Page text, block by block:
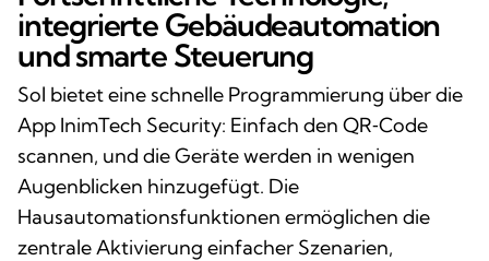
integrierte Gebäudeautomation
und smarte Steuerung
Sol bietet eine schnelle Programmierung über die
App InimTech Security: Einfach den QR‑Code
scannen, und die Geräte werden in wenigen
Augenblicken hinzugefügt. Die
Hausautomationsfunktionen ermöglichen die
zentrale Aktivierung einfacher Szenarien,